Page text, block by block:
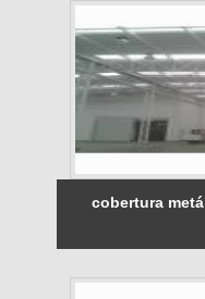
cobertura